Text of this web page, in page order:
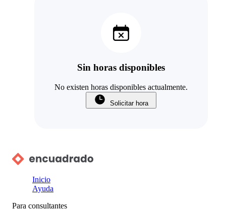
Sin horas disponibles
No existen horas disponibles actualmente.
Solicitar hora
Inicio
Ayuda
Para consultantes